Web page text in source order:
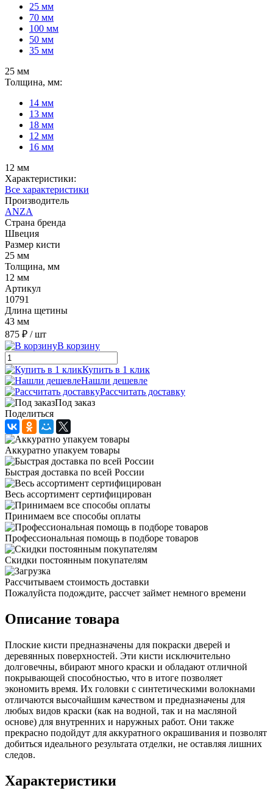
25 мм
70 мм
100 мм
50 мм
35 мм
25 мм
Толщина, мм:
14 мм
13 мм
18 мм
12 мм
16 мм
12 мм
Характеристики:
Все характеристики
Производитель
ANZA
Страна бренда
Швеция
Размер кисти
25 мм
Толщина, мм
12 мм
Артикул
10791
Длина щетины
43 мм
875 ₽ / шт
В корзину
Купить в 1 клик
Нашли дешевле
Рассчитать доставку
Под заказ
Поделиться
Аккуратно упакуем товары
Быстрая доставка по всей России
Весь ассортимент сертифицирован
Принимаем все способы оплаты
Профессиональная помощь в подборе товаров
Скидки постоянным покупателям
Рассчитываем стоимость доставки
Пожалуйста подождите, рассчет займет немного времени
Описание товара
Плоские кисти предназначены для покраски дверей и
деревянных поверхностей. Эти кисти исключительно
долговечны, вбирают много краски и обладают отличной
покрывающей способностью, что в итоге позволяет
экономить время. Их головки с синтетическими волокнами
отличаются высочайшим качеством и предназначены для
любых видов краски (как на водной, так и на масляной
основе) для внутренних и наружных работ. Они также
прекрасно подойдут для аккуратного окрашивания и позволят
добиться идеального результата отделки, не оставляя лишних
следов.
Характеристики